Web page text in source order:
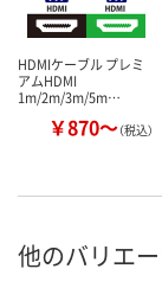
HDMIケーブル プレミ
アムHDMI
1m/2m/3m/5m…
￥870～（税込）
他のバリエ